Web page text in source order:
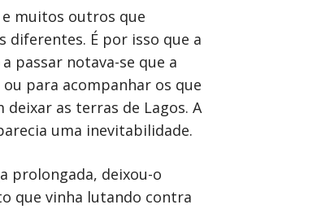
muitos outros que
diferentes. É por isso que a
passar notava-se que a
ou para acompanhar os que
as terras de Lagos. A
uma inevitabilidade.
prolongada, deixou-o
que vinha lutando contra